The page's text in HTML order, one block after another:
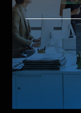
Qwen 3.8-Max,
los modelos más
by Sergio Ramos
Actualidad
5 de agosto de 2026